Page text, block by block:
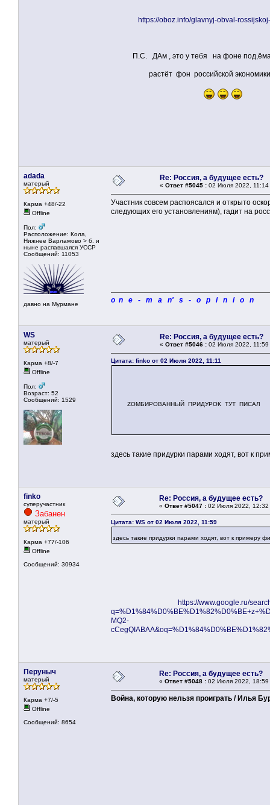
https://oboz.info/glavnyj-obval-
П.С. ДАм , это у тебя на фоне
растёт фон российской
adada
матерый
Карма +48/-22
Offline
Пол:
Расположение: Кола,
Нижнее Варламово > б. и
ныне распавшаяся УССР
Сообщений: 11053
давно на Мурмане
Re: Россия, а будущее есть?
« Ответ #5045 : 02 Июля 2022, 11:14
Участник совсем распоясался и открыто
следующих его установлениям), гадит на
o n e - m a n' s - o p i n i o n
WS
матерый
Карма +8/-7
Offline
Пол:
Возраст: 52
Сообщений: 1529
Re: Россия, а будущее есть?
« Ответ #5046 : 02 Июля 2022, 11:59
Цитата: finko от 02 Июля 2022, 11:11
ZОМБИРОВАННЫЙ ПРИДУРОК ТУТ ПИСАЛ
здесь такие придурки парами ходят, вот к
finko
суперучастник
Забанен
матерый
Карма +77/-106
Offline
Сообщений: 30934
Re: Россия, а будущее есть?
« Ответ #5047 : 02 Июля 2022, 12:32
Цитата: WS от 02 Июля 2022, 11:59
здесь такие придурки парами ходят, вот к примеру
https://www.google.ru/
MQ2-
Перуныч
матерый
Карма +7/-5
Offline
Сообщений: 8654
Re: Россия, а будущее есть?
« Ответ #5048 : 02 Июля 2022, 18:59
Война, которую нельзя проиграть / Илья